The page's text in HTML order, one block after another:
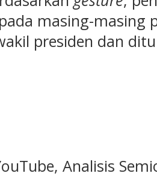
masing-masing
presiden dan
Analisis